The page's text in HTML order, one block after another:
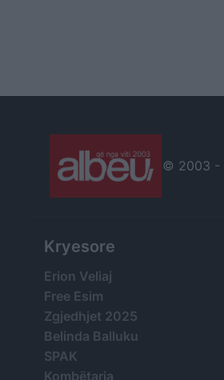
© 2003 -
Kryesore
Erion Veliaj
Free Esim
Zgjedhjet 2025
Belinda Balluku
SPAK
Kombëtarja